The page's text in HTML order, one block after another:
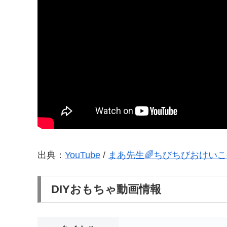
出典： YouTube / まあ先生🌈ちびちびおけい
DIYおもちゃ動画情報